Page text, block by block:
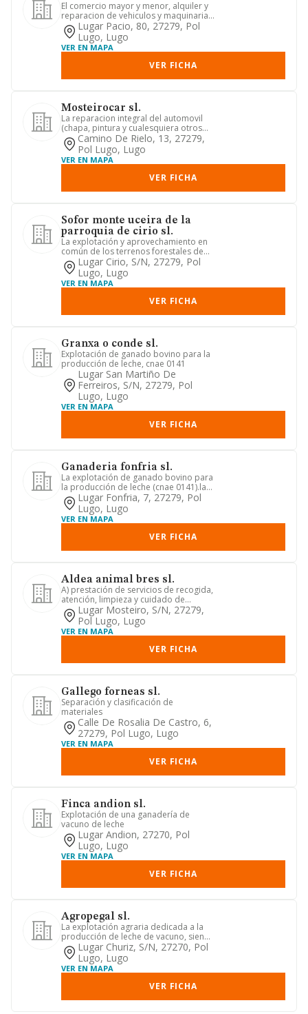
El comercio mayor y menor, alquiler y
reparacion de vehiculos y maquinaria,
tanto en territorio nac...
Lugar Pacio, 80, 27279, Pol
Lugo, Lugo
VER EN MAPA
VER FICHA
Mosteirocar sl.
La reparacion integral del automovil
(chapa, pintura y cualesquiera otros
trabajos relaciones). (cn...
Camino De Rielo, 13, 27279,
Pol Lugo, Lugo
VER EN MAPA
VER FICHA
Sofor monte uceira de la
parroquia de cirio sl.
La explotación y aprovechamiento en
común de los terrenos forestales de
los que el uso de las parce...
Lugar Cirio, S/n, 27279, Pol
Lugo, Lugo
VER EN MAPA
VER FICHA
Granxa o conde sl.
Explotación de ganado bovino para la
producción de leche, cnae 0141
Lugar San Martiño De
Ferreiros, S/n, 27279, Pol
Lugo, Lugo
VER EN MAPA
VER FICHA
Ganaderia fonfria sl.
La explotación de ganado bovino para
la producción de leche (cnae 0141).la
explotación de otro gana...
Lugar Fonfria, 7, 27279, Pol
Lugo, Lugo
VER EN MAPA
VER FICHA
Aldea animal bres sl.
A) prestación de servicios de recogida,
atención, limpieza y cuidado de
animales domésticos (c.n.a....
Lugar Mosteiro, S/n, 27279,
Pol Lugo, Lugo
VER EN MAPA
VER FICHA
Gallego forneas sl.
Separación y clasificación de
materiales
Calle De Rosalia De Castro, 6,
27279, Pol Lugo, Lugo
VER EN MAPA
VER FICHA
Finca andion sl.
Explotación de una ganadería de
vacuno de leche
Lugar Andion, 27270, Pol
Lugo, Lugo
VER EN MAPA
VER FICHA
Agropegal sl.
La explotación agraria dedicada a la
producción de leche de vacuno, siendo
su código c.n.a.e. 2009:...
Lugar Churiz, S/n, 27270, Pol
Lugo, Lugo
VER EN MAPA
VER FICHA